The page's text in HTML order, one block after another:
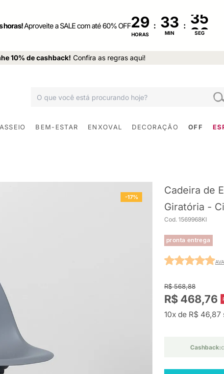
horas!Aproveite a SALE com até 60% OFF29
HORAS
:
MIN
:
SEG
10% de cashback! Confira as regras aqui!
BEM-ESTAR ENXOVAL DECORAÇÃO OFF
-17%
Cadeira de
Giratória -
Cod. 1569968KI
pronta entrega
R$ 568,88
R$ 468,76
10x de R$ 46,87
Cashback: